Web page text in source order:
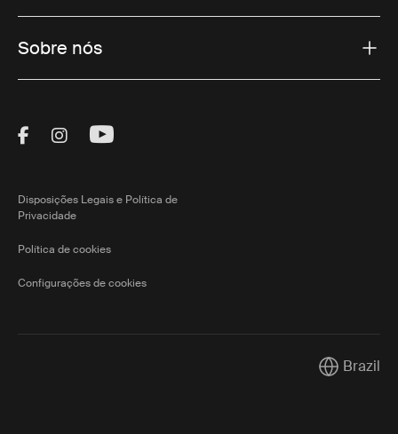
Sobre nós
Visit Thule on Facebook (external link)
Visit Thule on Instagram (external link)
Visit Thule on Youtube (external
Disposições Legais e Política de
Privacidade
Política de cookies
Configurações de cookies
Current
Brazil